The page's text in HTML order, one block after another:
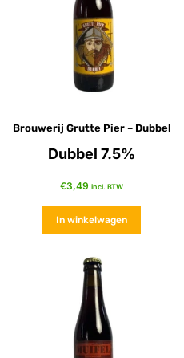
Brouwerij Grutte Pier – Dubbel
Dubbel 7.5%
€3,49 incl. BTW
In winkelwagen